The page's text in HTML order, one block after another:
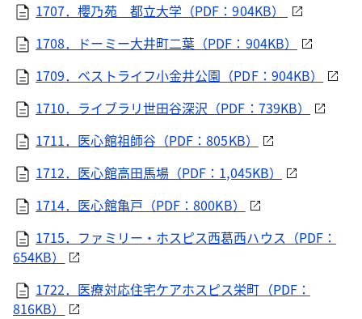
1707．櫻乃苑 都立大学（PDF：904KB）
1708．ドーミー大井町二葉（PDF：904KB）
1709．ベストライフ小金井公園（PDF：904KB）
1710．ライブラリ世田谷深沢（PDF：739KB）
1711．医心館祖師谷（PDF：805KB）
1712．医心館高田馬場（PDF：1,045KB）
1714．医心館亀戸（PDF：800KB）
1715．ファミリー・ホスピス西葛西ハウス（PDF：
654KB）
1722．医療対応住宅ケアホスピス栄町（PDF：
816KB）